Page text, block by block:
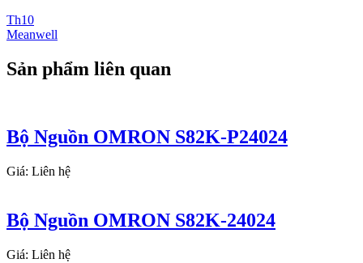
Th10
Meanwell
Sản phẩm liên quan
Bộ Nguồn OMRON S82K-P24024
Giá: Liên hệ
Bộ Nguồn OMRON S82K-24024
Giá: Liên hệ